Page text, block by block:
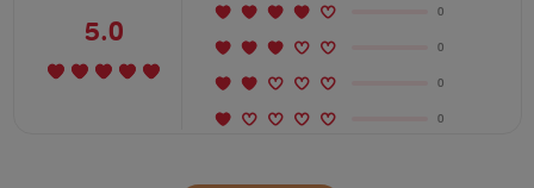
5.0
0
0
0
0